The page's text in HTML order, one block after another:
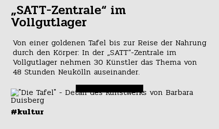
„SATT-Zentrale“ im
Vollgutlager
Von einer goldenen Tafel bis zur Reise der Nahrung
durch den Körper: In der „SATT“-Zentrale im
Vollgutlager nehmen 30 Künstler das Thema von
48 Stunden Neukölln auseinander.
#kultur